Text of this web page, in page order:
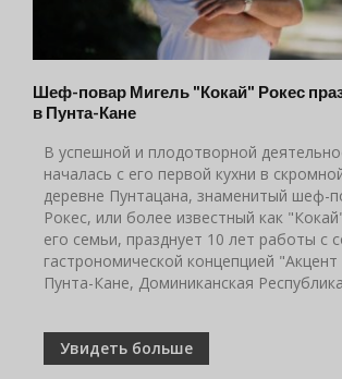
Шеф-повар Мигель "Кокай" Рокес
в Пунта-Кане
В успешной и плодотворной
началась с его первой кухни в
деревне Пунтацана, знаменитый шеф-
Рокес, или более известный как
его семьи, празднует 10 лет работы с
гастрономической концепцией
Пунта-Кане, Доминиканская
Увидеть больше